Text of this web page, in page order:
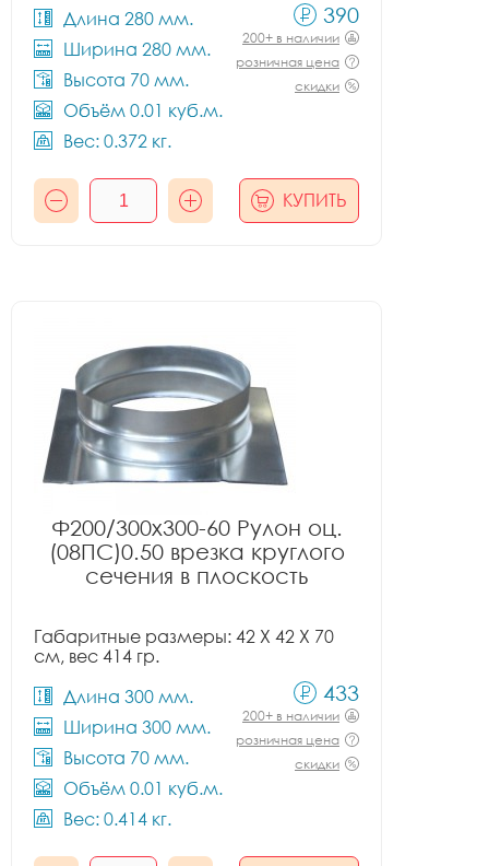
Длина 280 мм.
Ширина 280 мм.
Высота 70 мм.
Объём 0.01 куб.м.
Вес: 0.372 кг.
390
200+ в наличии
розничная цена
скидки
КУПИТЬ
Ф200/300x300-60 Рулон оц.
(08ПС)0.50 врезка круглого
сечения в плоскость
Габаритные размеры: 42 X 42 X 70
см, вес 414 гр.
Длина 300 мм.
Ширина 300 мм.
Высота 70 мм.
Объём 0.01 куб.м.
Вес: 0.414 кг.
433
200+ в наличии
розничная цена
скидки